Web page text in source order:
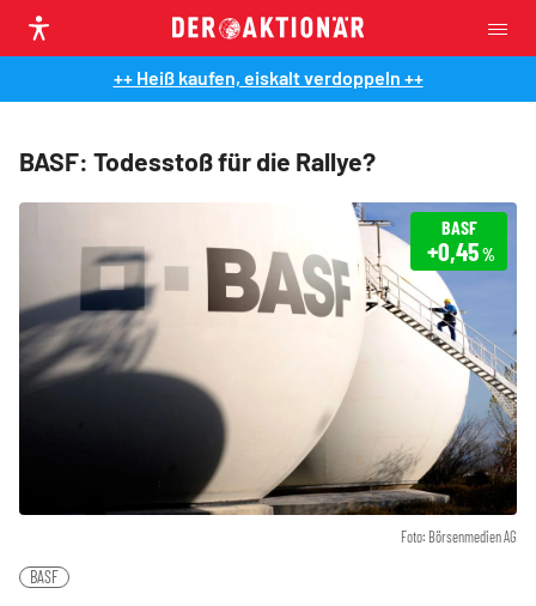
++ Heiß kaufen, eiskalt verdoppeln ++
BASF: Todesstoß für die Rallye?
Foto: Börsenmedien AG
BASF
+0,45%
BASF